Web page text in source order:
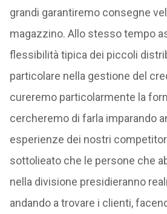
grandi garantiremo consegne
magazzino. Allo stesso tempo
flessibilità tipica dei piccoli
particolare nella gestione del
cureremo particolarmente la
cercheremo di farla imparando
esperienze dei nostri
sottolieato che le persone che
nella divisione presidieranno
andando a trovare i clienti,